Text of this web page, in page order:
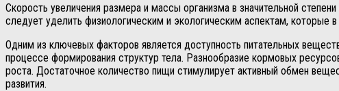
Скорость увеличения размера и массы организма в значительной
следует уделить физиологическим и экологическим аспектам, которые
Одним из ключевых факторов является доступность питательных
процессе формирования структур тела. Разнообразие кормовых
роста. Достаточное количество пищи стимулирует активный обмен
развития.